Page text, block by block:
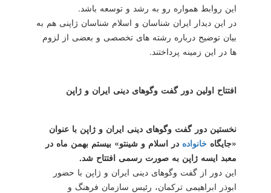
این روابط همواره رو به رشد و توسعه باشد.
در این دیدار ایران شناسان و اسلام شناسان ژاپنی هم به
بیان توضیح درباره رشته های تخصصی و بعضی از لزوم
ها در این زمینه پرداختند.
افتتاح اولین دور گفت وگوهای دینی ایران و ژاپن
نخستین دور گفت وگوهای دینی ایران و ژاپن با عنوان
«جایگاه خانواده در اسلام و شینتو» بیستم بهمن ماه در
معبد ایسه ژاپن به صورت رسمی افتتاح شد.
این دور از گفت وگوهای دینی ایران و ژاپن با حضور
ابوذر ابراهیمی تركمان، رئیس سازمان فرهنگ و